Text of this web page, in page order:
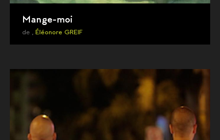
Mange-moi
de , Éléonore GREIF